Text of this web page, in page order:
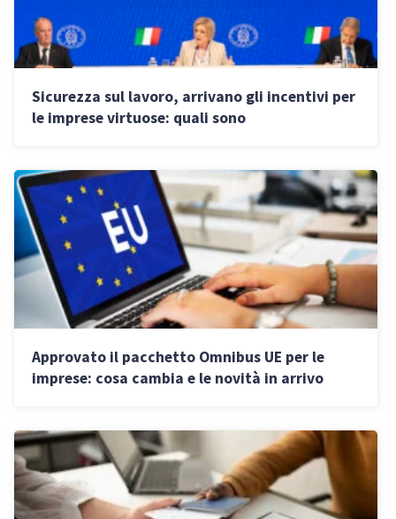
Sicurezza sul lavoro, arrivano gli incentivi per
le imprese virtuose: quali sono
Approvato il pacchetto Omnibus UE per le
imprese: cosa cambia e le novità in arrivo